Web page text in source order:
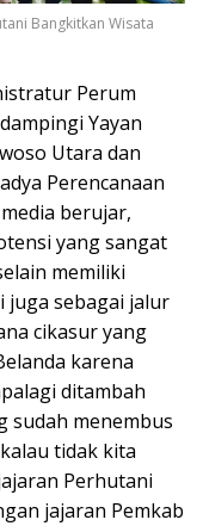
Bangkitkan Wisata
Perum
Yayan
Utara dan
Perencanaan
berujar,
yang sangat
memiliki
juga sebagai jalur
cikasur yang
karena
ditambah
sudah menembus
tidak kita
Perhutani
jajaran Pemkab